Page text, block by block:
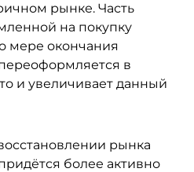
рынке. Часть
на покупку
мере окончания
в
и увеличивает данный
рынка
более активно